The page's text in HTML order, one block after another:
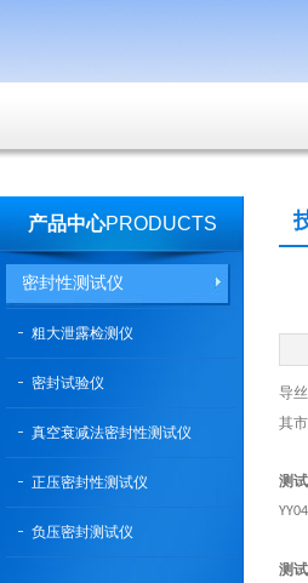
产品中心PRODUCTS
密封性测试仪
粗大泄露检测仪
密封试验仪
真空衰减法密封性测试仪
正压密封性测试仪
负压密封测试仪
导
其
测
测